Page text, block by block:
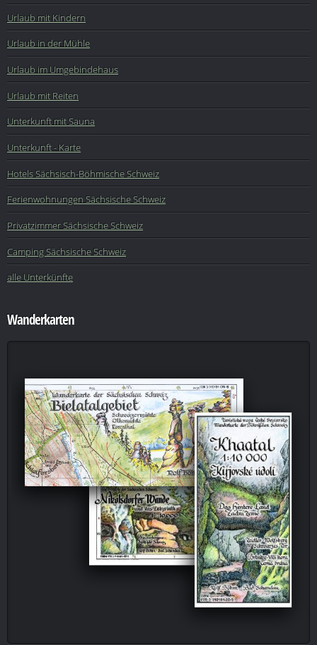
Urlaub mit Kindern
Urlaub in der Mühle
Urlaub im Umgebindehaus
Urlaub mit Reiten
Unterkunft mit Sauna
Unterkunft - Karte
Hotels Sächsisch-Böhmische Schweiz
Ferienwohnungen Sächsische Schweiz
Privatzimmer Sächsische Schweiz
Camping Sächsische Schweiz
alle Unterkünfte
Wanderkarten